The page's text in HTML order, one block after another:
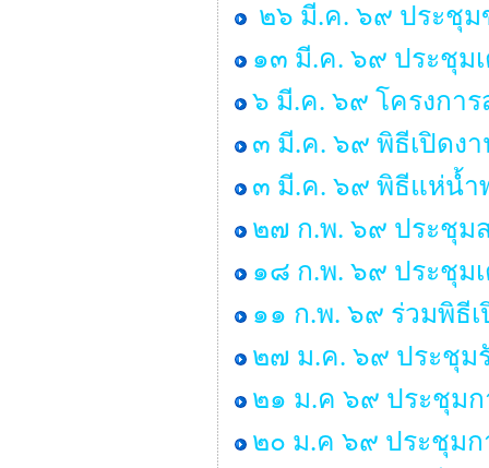
๒๖ มี.ค. ๖๙ ประชุม
๑๓ มี.ค. ๖๙ ประชุม
๖ มี.ค. ๖๙ โครงกา
๓ มี.ค. ๖๙ พิธีเปิดง
๓ มี.ค. ๖๙ พิธีแห่น้ำ
๒๗ ก.พ. ๖๙ ประชุม
๑๘ ก.พ. ๖๙ ประชุม
๑๑ ก.พ. ๖๙ ร่วมพิธี
๒๗ ม.ค. ๖๙ ประชุม
๒๑ ม.ค ๖๙ ประชุมก
๒๐ ม.ค ๖๙ ประชุม